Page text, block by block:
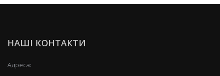
НАШІ КОНТАКТИ
Адреса: